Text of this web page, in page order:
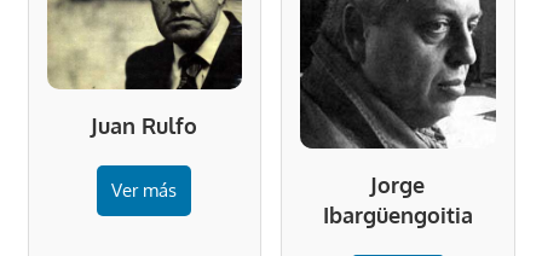
Juan Rulfo
Ver más
Jorge
Ibargüengoitia